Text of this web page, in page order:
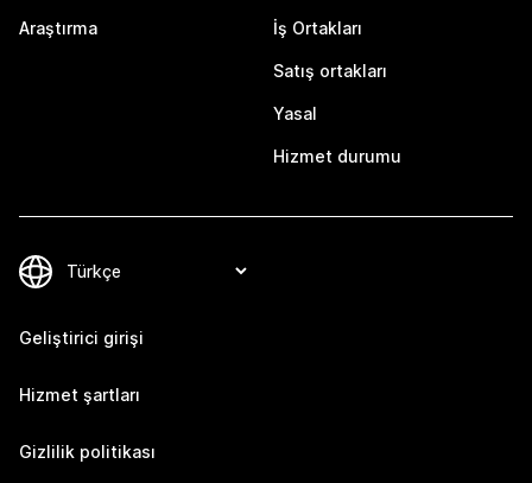
Araştırma İş Ortakları
Satış ortakları
Yasal
Hizmet durumu
Geliştirici girişi
Hizmet şartları
Gizlilik politikası